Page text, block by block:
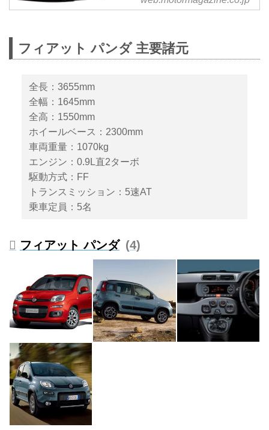
は150台限定の特別仕様車「Fiat
Panda Cross 4×4（フィアット パ
フィアット パンダ 主要諸元
全長：3655mm
全幅：1645mm
全高：1550mm
ホイールベース：2300mm
車両重量：1070kg
エンジン：0.9L直2ターボ
駆動方式：FF
トランスミッション：5速AT
乗車定員：5名
フィアット パンダ 4